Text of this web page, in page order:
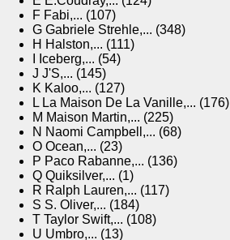
F Fabi,... (107)
G Gabriele Strehle,... (348)
H Halston,... (111)
Iceberg,... (54)
J J'S,... (145)
K Kaloo,... (127)
L La Maison De La Vanille,... (176)
M Maison Martin,... (225)
N Naomi Campbell,... (68)
O Ocean,... (23)
P Paco Rabanne,... (136)
Q Quiksilver,... (1)
R Ralph Lauren,... (117)
S S. Oliver,... (184)
T Taylor Swift,... (108)
U Umbro,... (13)